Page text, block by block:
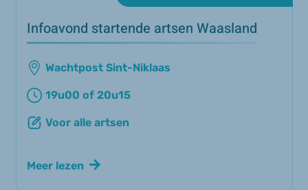
Infoavond startende artsen Waasland
Meer lezen
Wachtpost Sint-Niklaas
19u00 of 20u15
Voor alle artsen